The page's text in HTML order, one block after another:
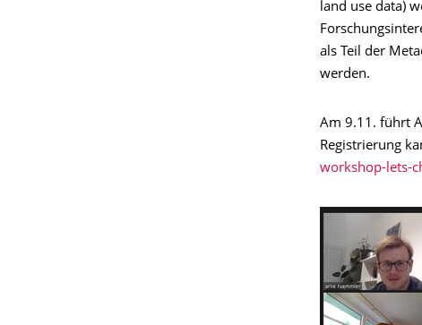
land use data)
als Teil der
werden.
Am 9.11. führt
Registrierung
workshop-lets-